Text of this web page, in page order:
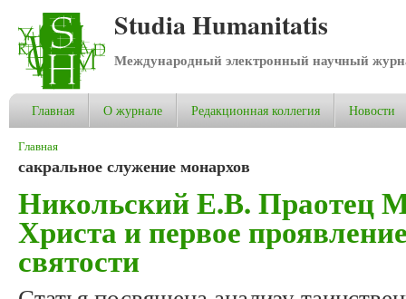
Studia Humanitatis
Международный электронный научный
Главная О журнале Редакционная коллегия Новости
Вы здесь
Главная
сакральное служение монархов
Никольский Е.В. Праотец
Христа и первое
святости